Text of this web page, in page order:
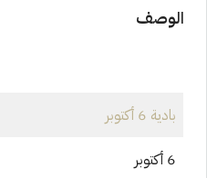
الوصف
بادية 6 أكتوبر
6 أكتوبر